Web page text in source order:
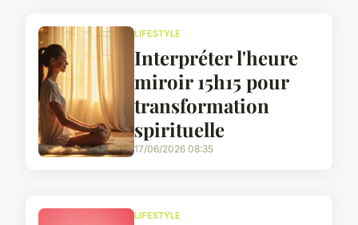
LIFESTYLE
Interpréter l'heure
miroir 15h15 pour
transformation
spirituelle
17/06/2026 08:35
LIFESTYLE